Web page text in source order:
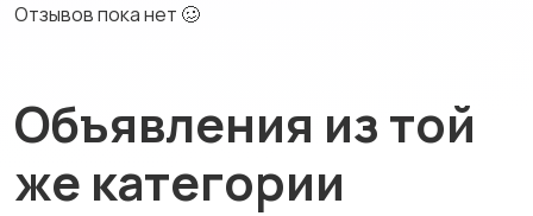
Отзывов пока нет 🥴
Объявления из той
же категории